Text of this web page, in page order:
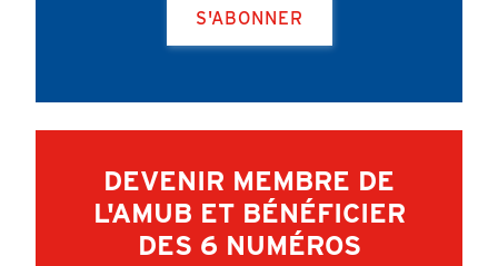
S'ABONNER
DEVENIR MEMBRE DE
L'AMUB ET BÉNÉFICIER
DES 6 NUMÉROS